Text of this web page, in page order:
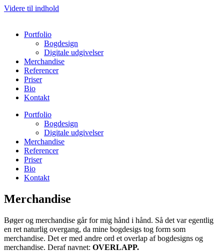
Videre til indhold
Portfolio
Bogdesign
Digitale udgivelser
Merchandise
Referencer
Priser
Bio
Kontakt
Portfolio
Bogdesign
Digitale udgivelser
Merchandise
Referencer
Priser
Bio
Kontakt
Merchandise
Bøger og merchandise går for mig hånd i hånd. Så det var egentlig
en ret naturlig overgang, da mine bogdesigs tog form som
merchandise. Det er med andre ord et overlap af bogdesigns og
merchandise. Deraf navnet: OVERLAPP.